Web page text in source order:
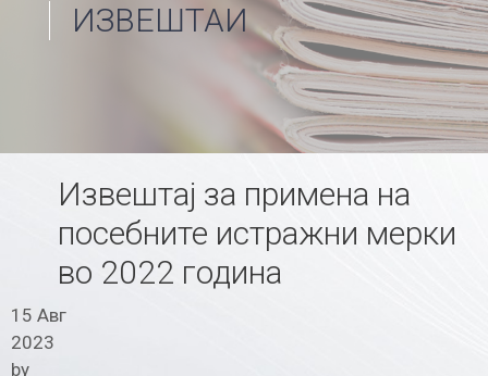
ИЗВЕШТАИ
Извештај за примена на
посебните истражни мерки
во 2022 година
15 Авг
2023
by